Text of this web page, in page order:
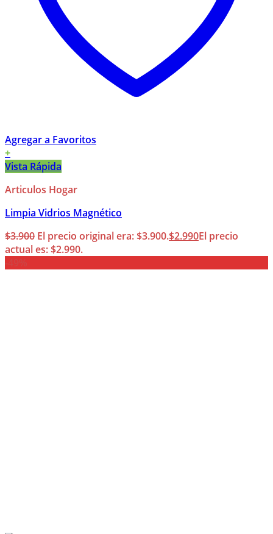
Agregar a Favoritos
+
Vista Rápida
Articulos Hogar
Limpia Vidrios Magnético
$3.900 El precio original era: $3.900.$2.990El precio
actual es: $2.990.